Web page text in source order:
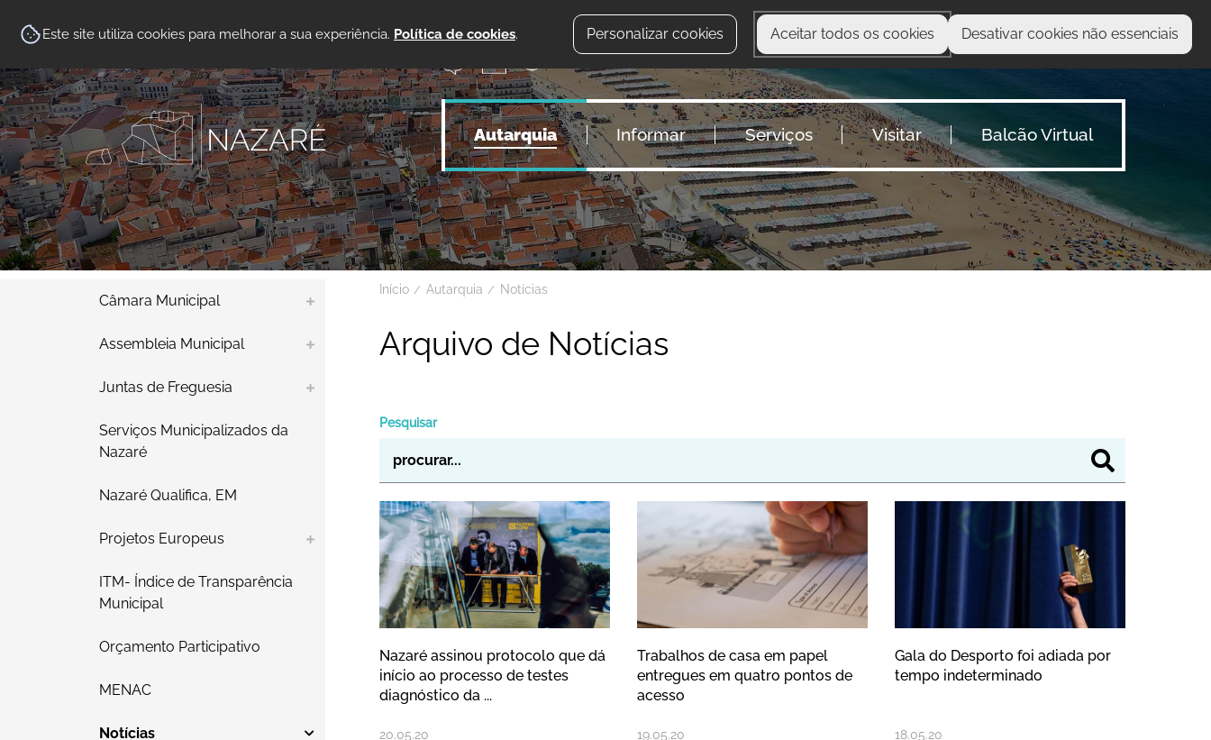
Este site utiliza cookies para melhorar a sua experiência. Política de cookies. Personalizar cookies Aceitar todos os cookies Desativar cookies não essenciais
O que procura?
Autarquia Informar Serviços Visitar Balcão Virtual
Câmara Municipal
Assembleia Municipal
Juntas de Freguesia
Serviços Municipalizados da
Nazaré
Nazaré Qualifica, EM
Projetos Europeus
ITM- Índice de Transparência
Municipal
Orçamento Participativo
MENAC
Notícias
Início Autarquia Notícias
Arquivo de Notícias
Pesquisar
Nazaré assinou protocolo que dá início ao processo de testes
Nazaré assinou protocolo que dá
início ao processo de testes
diagnóstico da ...
20.05.20
Trabalhos de casa em papel entregues em
Trabalhos de casa em papel
entregues em quatro pontos de
acesso
19.05.20
Gala do Desporto foi
Gala do Desporto foi adiada por
tempo indeterminado
18.05.20